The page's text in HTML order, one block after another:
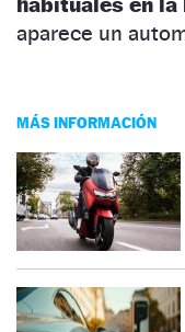
aparece un
MÁS INFORMACIÓN